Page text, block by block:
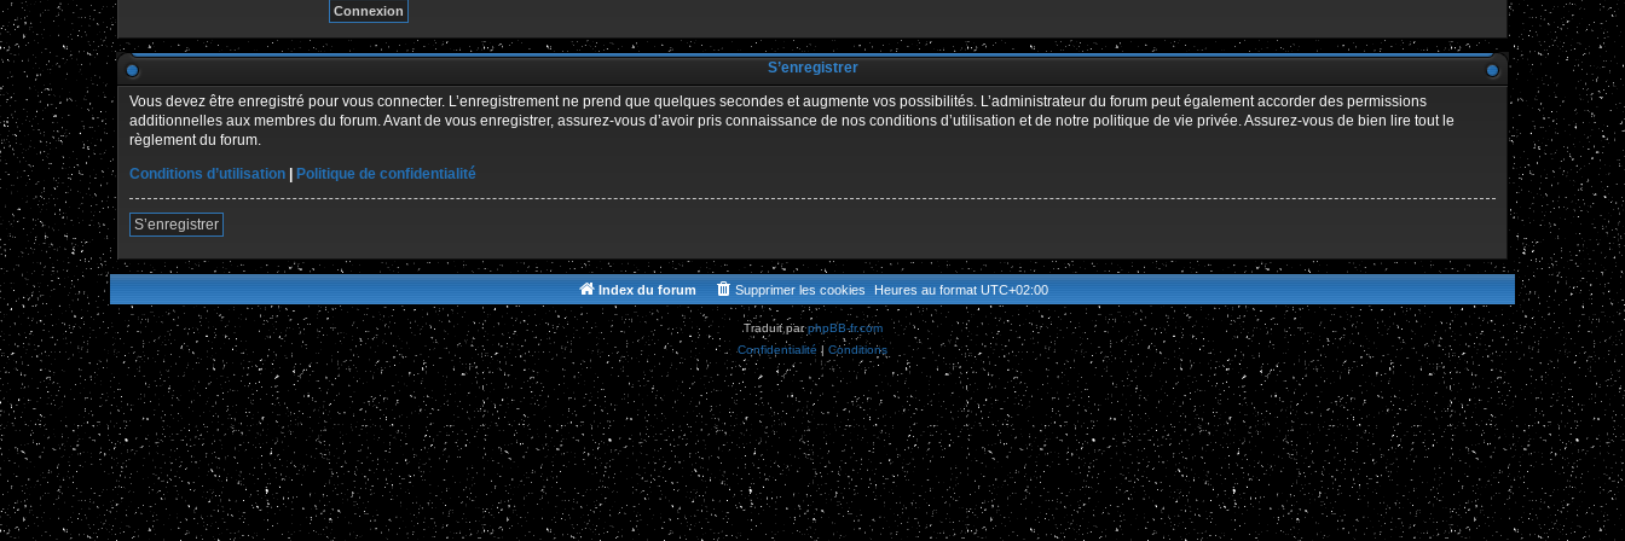
S’enregistrer
Vous devez être enregistré pour vous connecter. L’enregistrement ne prend que quelques secondes et augmente vos possibilités. L’administrateur du forum peut également accorder des permissions
additionnelles aux membres du forum. Avant de vous enregistrer, assurez-vous d’avoir pris connaissance de nos conditions d’utilisation et de notre politique de vie privée. Assurez-vous de bien lire tout le
règlement du forum.
Conditions d’utilisation
Politique de confidentialité
S’enregistrer
Index du forum Heures au format UTC+02:00
Supprimer les cookies
Traduit parphpBB-fr.com
Confidentialité | Conditions